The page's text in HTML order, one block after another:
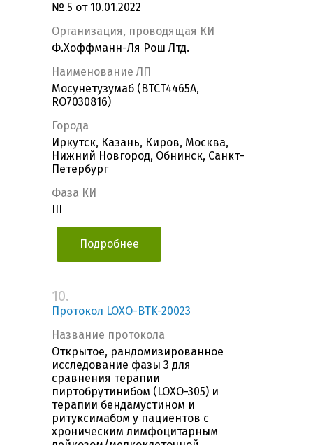
№ 5 от 10.01.2022
Организация, проводящая КИ
Ф.Хоффманн-Ля Рош Лтд.
Наименование ЛП
Мосунетузумаб (BTCT4465A,
RO7030816)
Города
Иркутск, Казань, Киров, Москва,
Нижний Новгород, Обнинск, Санкт-
Петербург
Фаза КИ
Подробнее
10.
Протокол LOXO-BTK-20023
Название протокола
Открытое, рандомизированное
исследование фазы 3 для
сравнения терапии
пиртобрутинибом (LOXO-305) и
терапии бендамустином и
ритуксимабом у пациентов с
хроническим лимфоцитарным